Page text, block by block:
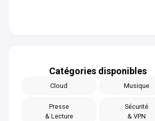
Catégories disponibles
Cloud Musique
Presse
& Lecture
Sécurité
& VPN